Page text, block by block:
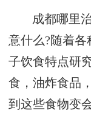
成都哪里
意什么?随着
子饮食特点研
食，油炸食品
到这些食物变